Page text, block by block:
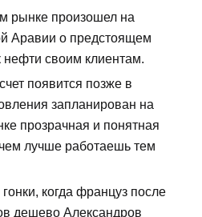
рынке произошел на
Аравии о предстоящем
нефти своим клиентам.
появится позже в
запланирован на
прозрачная и понятная
лучше работаешь тем
когда француз после
дешево Александров